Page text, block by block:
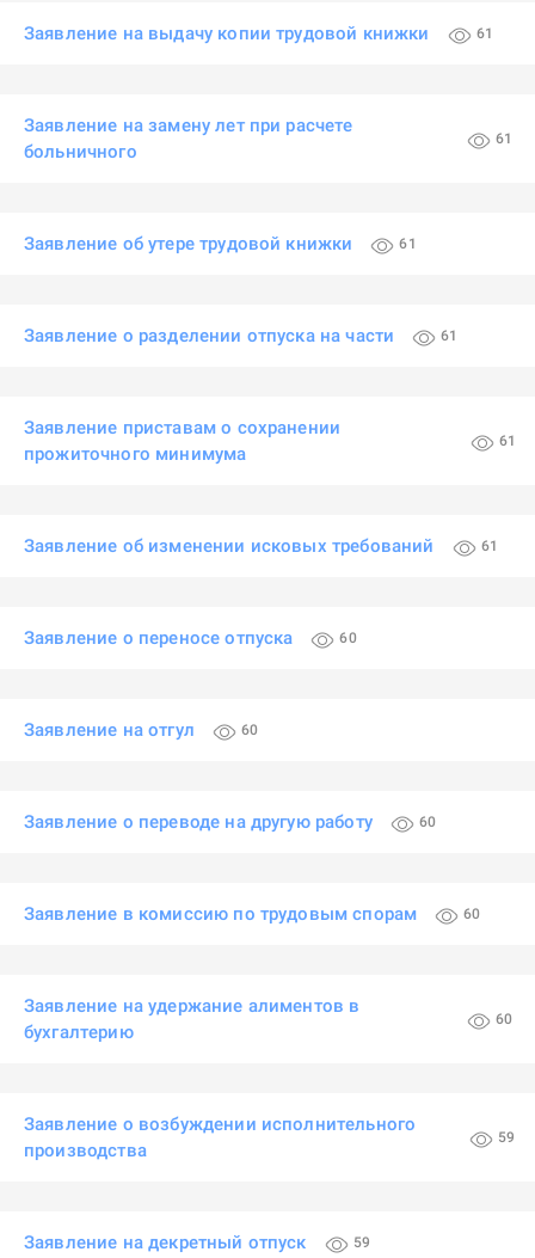
Заявление на выдачу копии трудовой книжки 61
Заявление на замену лет при расчете
больничного
61
Заявление об утере трудовой книжки 61
Заявление о разделении отпуска на части 61
Заявление приставам о сохранении
прожиточного минимума
61
Заявление об изменении исковых требований 61
Заявление о переносе отпуска 60
Заявление на отгул 60
Заявление о переводе на другую работу 60
Заявление в комиссию по трудовым спорам 60
Заявление на удержание алиментов в
бухгалтерию
60
Заявление о возбуждении исполнительного
производства
59
Заявление на декретный отпуск 59